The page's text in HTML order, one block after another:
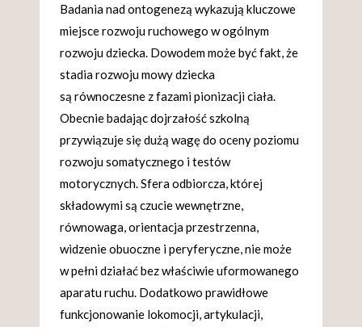
Badania nad ontogenezą wykazują kluczowe
miejsce rozwoju ruchowego w ogólnym
rozwoju dziecka. Dowodem może być fakt, że
stadia rozwoju mowy dziecka
są równoczesne z fazami pionizacji ciała.
Obecnie badając dojrzałość szkolną
przywiązuje się dużą wagę do oceny poziomu
rozwoju somatycznego i testów
motorycznych. Sfera odbiorcza, której
składowymi są czucie wewnętrzne,
równowaga, orientacja przestrzenna,
widzenie obuoczne i peryferyczne, nie może
w pełni działać bez właściwie uformowanego
aparatu ruchu. Dodatkowo prawidłowe
funkcjonowanie lokomocji, artykulacji,